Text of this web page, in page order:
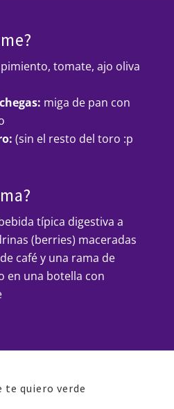
pimiento, tomate, ajo oliva
miga de pan con
(sin el resto del toro :p
típica digestiva a
(berries) maceradas
café y una rama de
en una botella con
te quiero verde